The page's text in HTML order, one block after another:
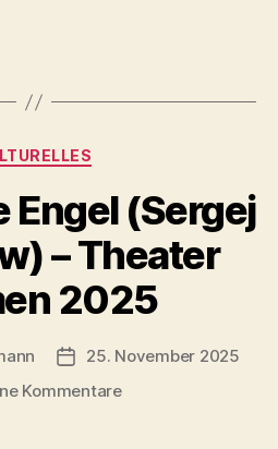
Kategorien
Engel (Sergej
– Theater
2025
Beitragsdatum
25. November 2025
Kommentarezu